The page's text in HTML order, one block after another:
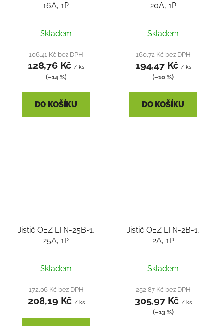
16A, 1P
Skladem
106,41 Kč bez DPH
128,76 Kč / ks
(–14 %)
DO KOŠÍKU
20A, 1P
Skladem
160,72 Kč bez DPH
194,47 Kč / ks
(–10 %)
DO KOŠÍKU
Jistič OEZ LTN-25B-1,
25A, 1P
Skladem
172,06 Kč bez DPH
208,19 Kč / ks
Jistič OEZ LTN-2B-1,
2A, 1P
Skladem
252,87 Kč bez DPH
305,97 Kč / ks
(–13 %)